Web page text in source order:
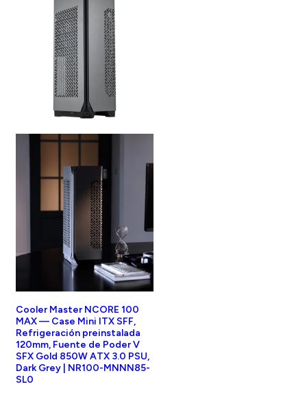
Cooler Master NCORE 100
MAX — Case Mini ITX SFF,
Refrigeración preinstalada
120mm, Fuente de Poder V
SFX Gold 850W ATX 3.0 PSU,
Dark Grey | NR100-MNNN85-
SL0